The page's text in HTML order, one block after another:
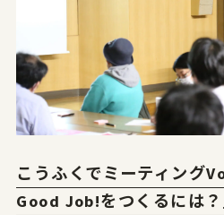
こうふくでミーティング
Good Job!をつくるには？